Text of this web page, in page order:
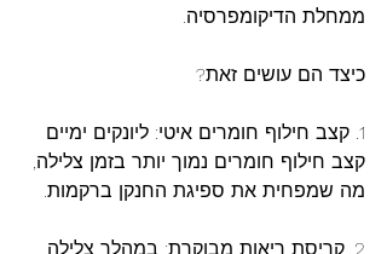
ממחלת הדיקומפרסיה.
כיצד הם עושים זאת?
1. קצב חילוף חומרים איטי: ליונקים ימיים
קצב חילוף חומרים נמוך יותר בזמן צלילה,
מה שמפחית את ספיגת החנקן ברקמות.
2. קריסת ריאות מבוקרת: במהלך צלילה